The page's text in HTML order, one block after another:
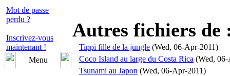
Mot de passe
perdu ?
Inscrivez-vous
maintenant !
Menu
Autres fichiers
Tippi fille de la jungle (Wed, 06-Apr-2011)
Coco Island au large du Costa Rica (Wed,
Tsunami au Japon (Wed, 06-Apr-2011)